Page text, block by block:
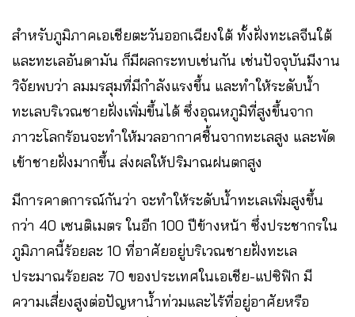
สำหรับภูมิภาคเอเชียตะวันออกเฉียงใต้ ทั้งฝั่งทะเลจีนใต้
และทะเลอันดามัน ก็มีผลกระทบเช่นกัน เช่นปัจจุบันมีงาน
วิจัยพบว่า ลมมรสุมที่มีกำลังแรงขึ้น และทำให้ระดับน้ำ
ทะเลบริเวณชายฝั่งเพิ่มขึ้นได้ ซึ่งอุณหภูมิที่สูงขึ้นจาก
ภาวะโลกร้อนจะทำให้มวลอากาศชื้นจากทะเลสูง และพัด
เข้าชายฝั่งมากขึ้น ส่งผลให้ปริมาณฝนตกสูง
มีการคาดการณ์กันว่า จะทำให้ระดับน้ำทะเลเพิ่มสูงขึ้น
กว่า 40 เซนติเมตร ในอีก 100 ปีข้างหน้า ซึ่งประชากรใน
ภูมิภาคนี้ร้อยละ 10 ที่อาศัยอยู่บริเวณชายฝั่งทะเล
ประมาณร้อยละ 70 ของประเทศในเอเชีย-แปซิฟิก มี
ความเสี่ยงสูงต่อปัญหาน้ำท่วมและไร้ที่อยู่อาศัยหรือ